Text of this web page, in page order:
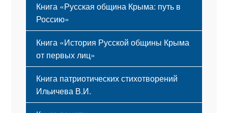
Книга «Русская община Крыма: путь в
Россию»
Книга «История Русской общины Крыма
от первых лиц»
Книга патриотических стихотворений
Ильичева В.И.